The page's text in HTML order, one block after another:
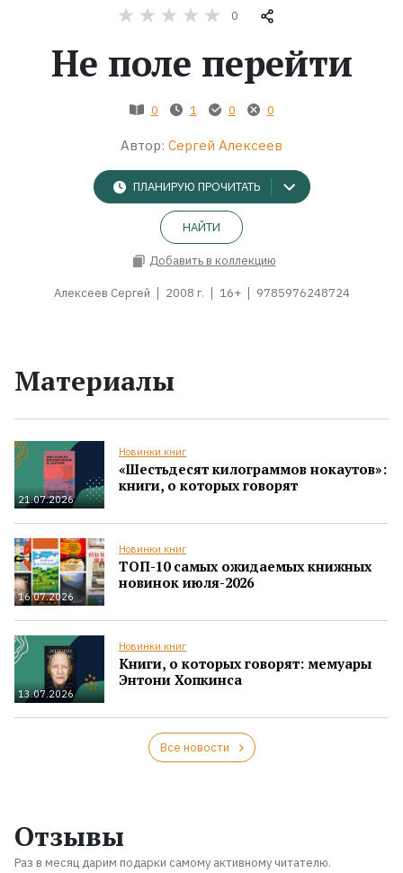
Экранизации
Коллекции
0
Не поле перейти
0 1 0 0
Автор: Сергей Алексеев
ПЛАНИРУЮ ПРОЧИТАТЬ
НАЙТИ
Добавить в коллекцию
Алексеев Сергей 2008 г. 16+ 9785976248724
Материалы
21.07.2026
Новинки книг
«Шестьдесят килограммов нокаутов»:
книги, о которых говорят
16.07.2026
Новинки книг
ТОП-10 самых ожидаемых книжных
новинок июля-2026
13.07.2026
Новинки книг
Книги, о которых говорят: мемуары
Энтони Хопкинса
Все новости
Отзывы
Раз в месяц дарим подарки самому активному читателю.